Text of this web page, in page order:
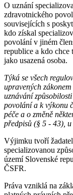
O uznání
zdravotnického
souvisejících s
kdo získal
povolání v jiném
republice a kdo
jako usazená osoba.
Týká se všech
upravených
uznávání
povolání a k výkonu
péče a o změně
předpisů (§ 5 - 43),
Výjimku tvoří
specializovanou
území Slovenské
ČSFR.
Práva vzniklá na